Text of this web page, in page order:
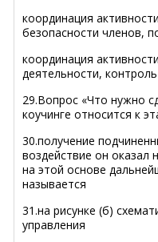
координация
безопасности членов,
координация
деятельности,
29.Вопрос «Что нужно
коучинге относится к
30.получение
воздействие он оказал
на этой основе
называется
31.на рисунке (б)
управления